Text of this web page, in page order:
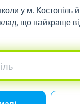
у м. Костопіль
що найкраще